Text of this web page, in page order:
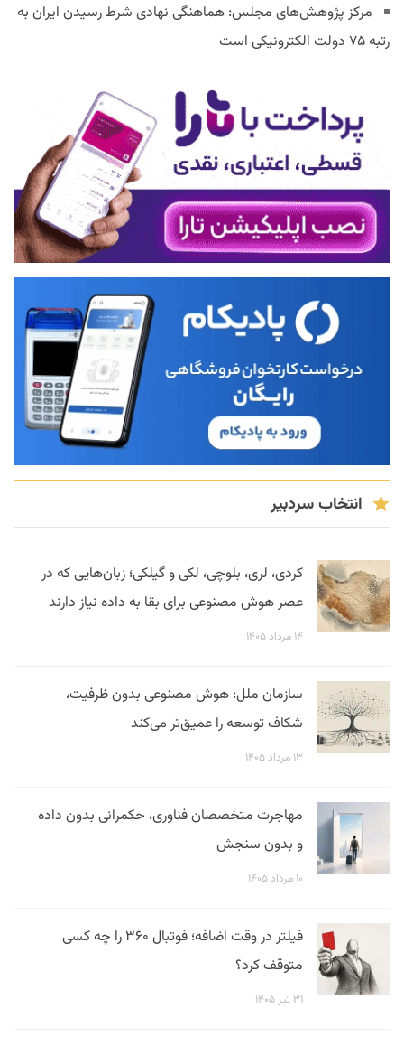
مرکز پژوهش‌های مجلس: هماهنگی نهادی شرط رسیدن ایران به
رتبه ۷۵ دولت الکترونیکی است
انتخاب سردبیر
کردی، لری، بلوچی، لکی و گیلکی؛ زبان‌هایی که در
عصر هوش مصنوعی برای بقا به داده نیاز دارند
۱۴ مرداد ۱۴۰۵
سازمان ملل: هوش مصنوعی بدون ظرفیت،
شکاف توسعه را عمیق‌تر می‌کند
۱۳ مرداد ۱۴۰۵
مهاجرت متخصصان فناوری، حکمرانی بدون داده
و بدون سنجش
۱۰ مرداد ۱۴۰۵
فیلتر در وقت اضافه؛ فوتبال ۳۶۰ را چه کسی
متوقف کرد؟
۳۱ تیر ۱۴۰۵